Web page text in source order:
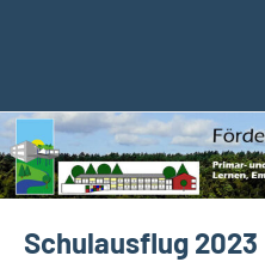
Stolberg/Nordeifel
Verbund
der
Kupferstadt
Schulausflug 2023